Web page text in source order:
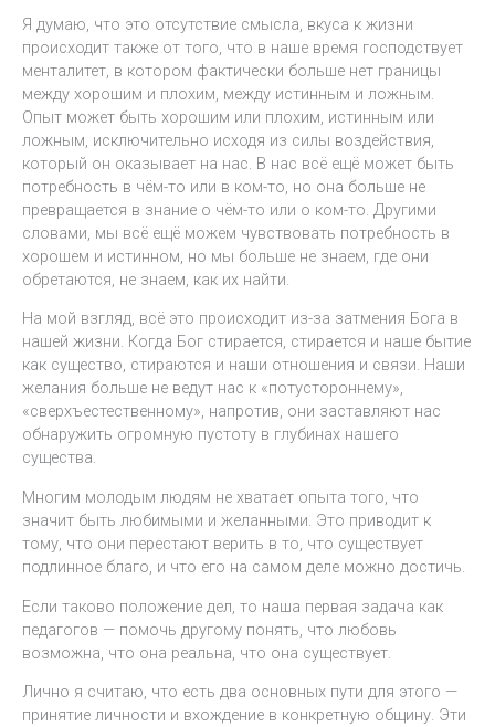
Я думаю, что это отсутствие смысла, вкуса к жизни
происходит также от того, что в наше время господствует
менталитет, в котором фактически больше нет границы
между хорошим и плохим, между истинным и ложным.
Опыт может быть хорошим или плохим, истинным или
ложным, исключительно исходя из силы воздействия,
который он оказывает на нас. В нас всё ещё может быть
потребность в чём-то или в ком-то, но она больше не
превращается в знание о чём-то или о ком-то. Другими
словами, мы всё ещё можем чувствовать потребность в
хорошем и истинном, но мы больше не знаем, где они
обретаются, не знаем, как их найти.
На мой взгляд, всё это происходит из-за затмения Бога в
нашей жизни. Когда Бог стирается, стирается и наше бытие
как существо, стираются и наши отношения и связи. Наши
желания больше не ведут нас к «потустороннему»,
«сверхъестественному», напротив, они заставляют нас
обнаружить огромную пустоту в глубинах нашего
существа.
Многим молодым людям не хватает опыта того, что
значит быть любимыми и желанными. Это приводит к
тому, что они перестают верить в то, что существует
подлинное благо, и что его на самом деле можно достичь.
Если таково положение дел, то наша первая задача как
педагогов — помочь другому понять, что любовь
возможна, что она реальна, что она существует.
Лично я считаю, что есть два основных пути для этого —
принятие личности и вхождение в конкретную общину. Эти